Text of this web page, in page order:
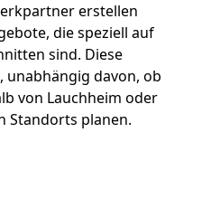
erstellen
die speziell auf
sind. Diese
unabhängig davon, ob
von Lauchheim oder
Standorts planen.